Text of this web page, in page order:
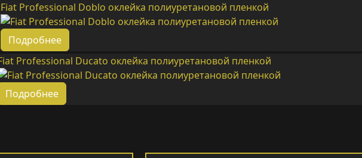
Fiat Professional Doblo оклейка полиуретановой пленкой
Подробнее
Professional Ducato оклейка полиуретановой пленкой
Подробнее